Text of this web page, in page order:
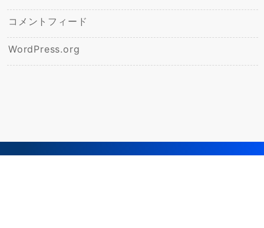
コメントフィード
WordPress.org